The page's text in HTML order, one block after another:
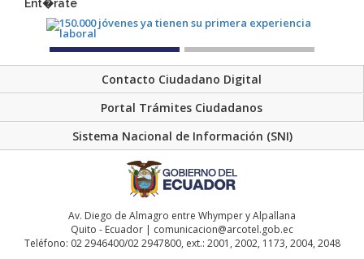
Ent�rate
Contacto Ciudadano Digital
Portal Trámites Ciudadanos
Sistema Nacional de Información (SNI)
Av. Diego de Almagro entre Whymper y Alpallana
Quito - Ecuador | comunicacion@arcotel.gob.ec
Teléfono: 02 2946400/02 2947800, ext.: 2001, 2002, 1173, 2004, 2048